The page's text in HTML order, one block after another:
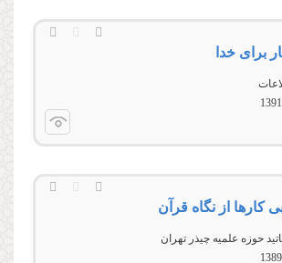
برای خدا
کارها از نگاه قرآن
حوزه علمیه چیذر تهران